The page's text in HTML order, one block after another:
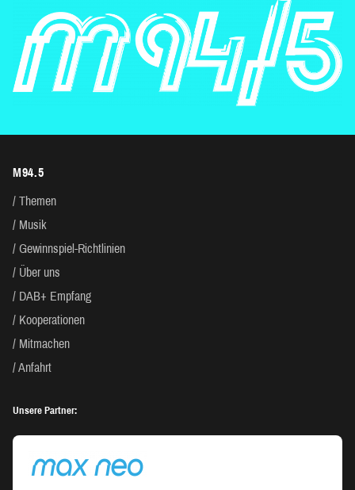
M94.5
Themen
Musik
Gewinnspiel-Richtlinien
Über uns
DAB+ Empfang
Kooperationen
Mitmachen
Anfahrt
Unsere Partner: